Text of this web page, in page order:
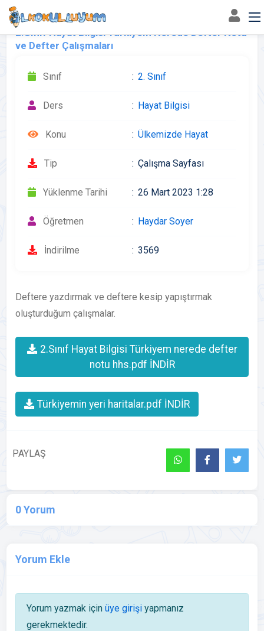
2.Sınıf Hayat Bilgisi Türkiyem Nerede Defter Notu
ve Defter Çalışmaları
Sınıf 2. Sınıf
Ders Hayat Bilgisi
Konu Ülkemizde Hayat
Tip Çalışma Sayfası
Yüklenme Tarihi 26 Mart 2023 1:28
Öğretmen Haydar Soyer
İndirilme 3569
Deftere yazdırmak ve deftere kesip yapıştırmak
oluşturduğum çalışmalar.
2.Sınıf Hayat Bilgisi Türkiyem nerede defter
notu hhs.pdf İNDİR
Türkiyemin yeri haritalar.pdf İNDİR
PAYLAŞ
0 Yorum
Yorum Ekle
Yorum yazmak için üye girişiyapmanız
gerekmektedir.